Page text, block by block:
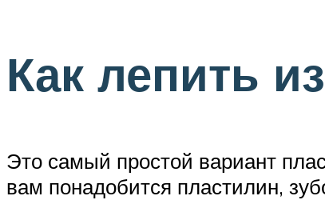
Как лепить
Это самый простой вариант
вам понадобится пластилин,